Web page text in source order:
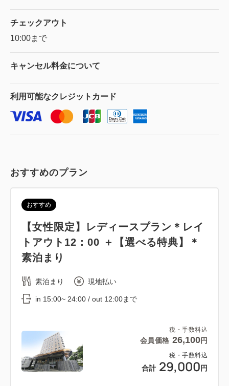
チェックアウト
10:00まで
キャンセル料金について
利用可能なクレジットカード
おすすめのプラン
税・手数料込
会員価格 26,100円
税・手数料込
合計 29,000 円
おすすめ
【女性限定】レディースプラン＊レイ
トアウト12：00 ＋【選べる特典】＊
素泊まり
素泊まり 現地払い
in 15:00~ 24:00 / out 12:00まで